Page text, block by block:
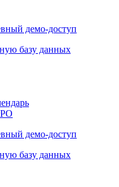
и юр.
базу данных